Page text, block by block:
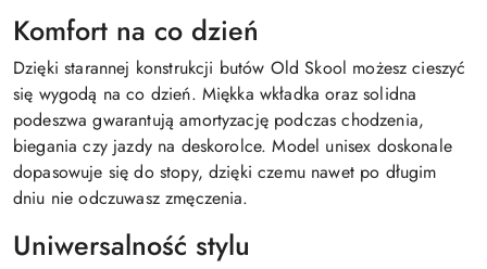
Komfort na co dzień
Dzięki starannej konstrukcji butów Old Skool możesz cieszyć
się wygodą na co dzień. Miękka wkładka oraz solidna
podeszwa gwarantują amortyzację podczas chodzenia,
biegania czy jazdy na deskorolce. Model unisex doskonale
dopasowuje się do stopy, dzięki czemu nawet po długim
dniu nie odczuwasz zmęczenia.
Uniwersalność stylu